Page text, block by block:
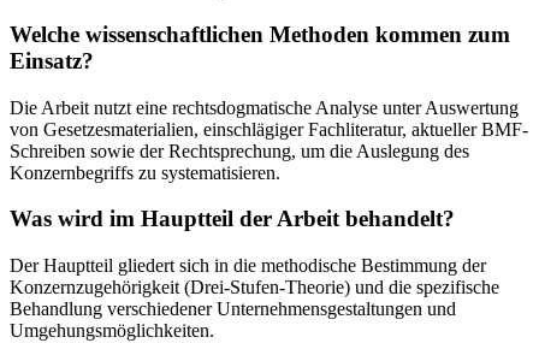
Welche wissenschaftlichen Methoden kommen zum
Einsatz?
Die Arbeit nutzt eine rechtsdogmatische Analyse unter Auswertung
von Gesetzesmaterialien, einschlägiger Fachliteratur, aktueller BMF-
Schreiben sowie der Rechtsprechung, um die Auslegung des
Konzernbegriffs zu systematisieren.
Was wird im Hauptteil der Arbeit behandelt?
Der Hauptteil gliedert sich in die methodische Bestimmung der
Konzernzugehörigkeit (Drei-Stufen-Theorie) und die spezifische
Behandlung verschiedener Unternehmensgestaltungen und
Umgehungsmöglichkeiten.